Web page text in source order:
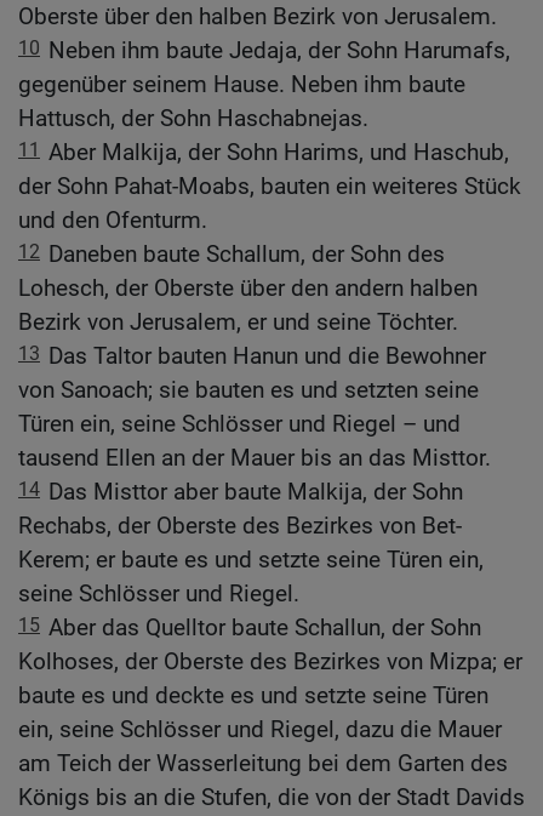
Oberste über den halben Bezirk von Jerusalem.
10 Neben ihm baute Jedaja, der Sohn Harumafs,
gegenüber seinem Hause. Neben ihm baute
Hattusch, der Sohn Haschabnejas.
11 Aber Malkija, der Sohn Harims, und Haschub,
der Sohn Pahat-Moabs, bauten ein weiteres Stück
und den Ofenturm.
12 Daneben baute Schallum, der Sohn des
Lohesch, der Oberste über den andern halben
Bezirk von Jerusalem, er und seine Töchter.
13 Das Taltor bauten Hanun und die Bewohner
von Sanoach; sie bauten es und setzten seine
Türen ein, seine Schlösser und Riegel – und
tausend Ellen an der Mauer bis an das Misttor.
14 Das Misttor aber baute Malkija, der Sohn
Rechabs, der Oberste des Bezirkes von Bet-
Kerem; er baute es und setzte seine Türen ein,
seine Schlösser und Riegel.
15 Aber das Quelltor baute Schallun, der Sohn
Kolhoses, der Oberste des Bezirkes von Mizpa; er
baute es und deckte es und setzte seine Türen
ein, seine Schlösser und Riegel, dazu die Mauer
am Teich der Wasserleitung bei dem Garten des
Königs bis an die Stufen, die von der Stadt Davids